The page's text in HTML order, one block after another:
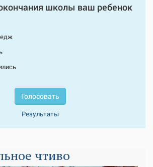
школы ваш ребенок
Голосовать
Результаты
чтиво